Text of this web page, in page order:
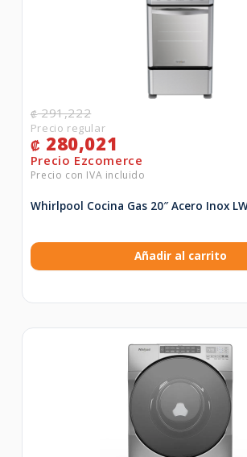
₡291,222
₡ 280,021
Whirlpool Cocina Gas 20″ Acero Inox
Añadir al carrito